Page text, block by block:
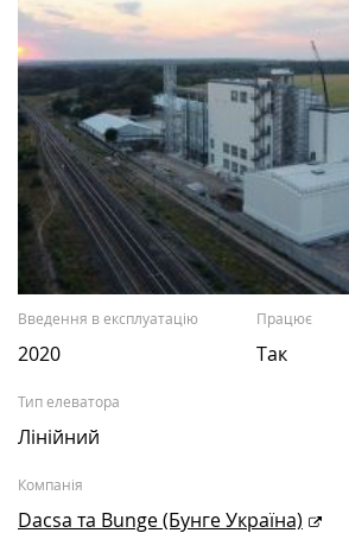
Введення в експлуатацію
2020
Працює
Так
Тип елеватора
Лінійний
Компанія
Dасsа та Bunge (Бунге Україна)